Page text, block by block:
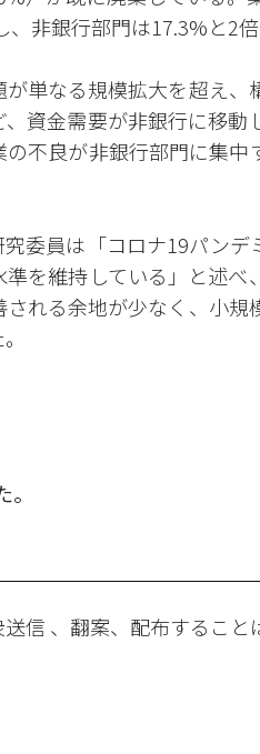
非銀行部門は17.3%と2倍
単なる規模拡大を超え、
資金需要が非銀行に移動
不良が非銀行部門に集中
委員は「コロナ19パンデ
を維持している」と述べ
れる余地が少なく、小規
信 、翻案、配布すること